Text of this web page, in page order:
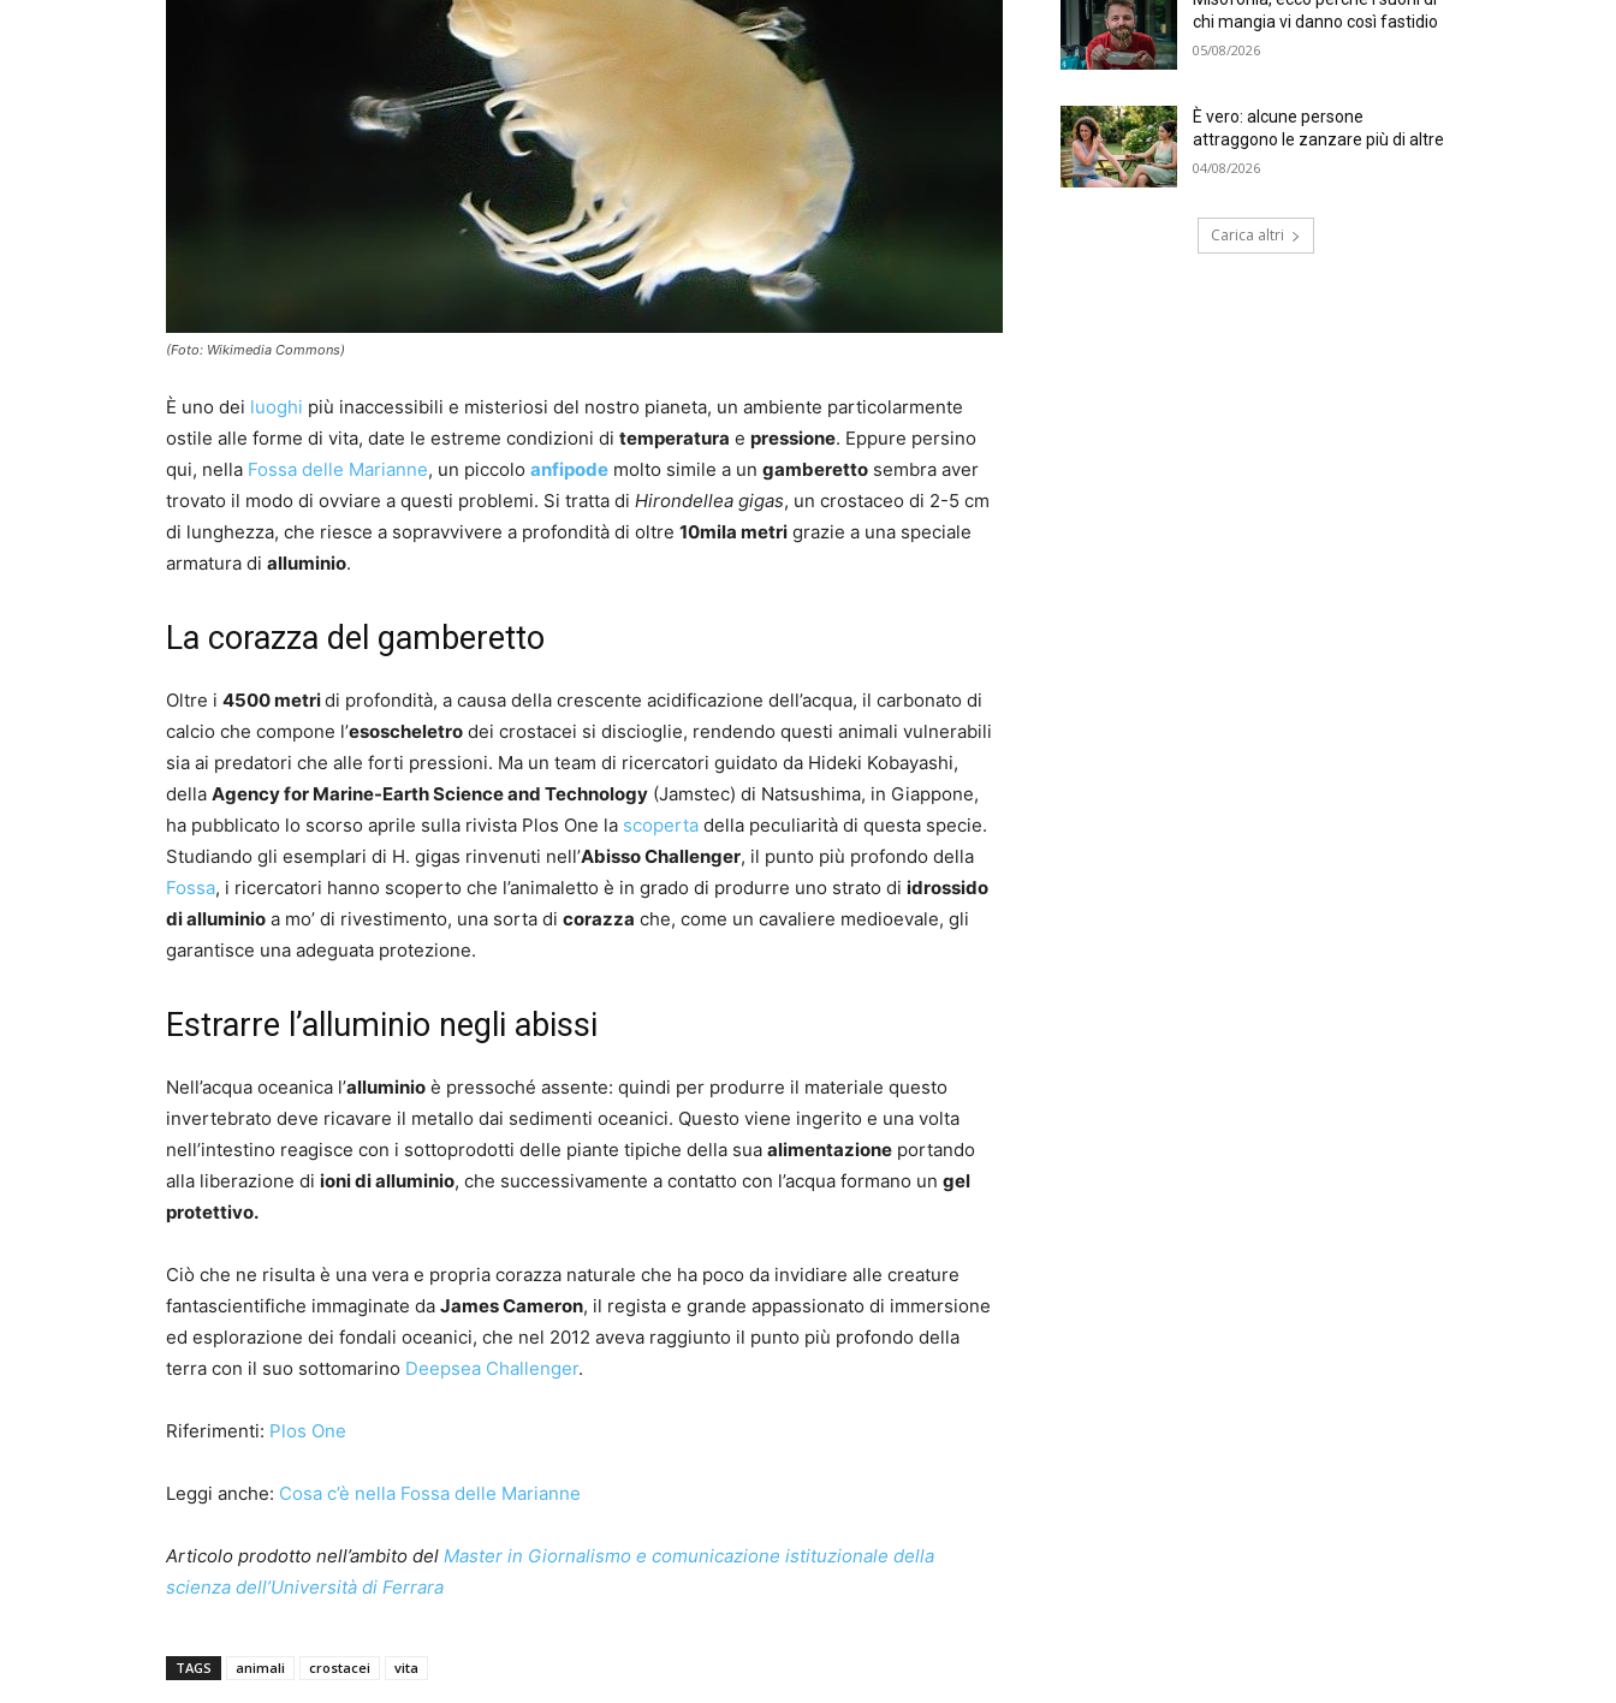
(Foto: Wikimedia Commons)
È uno dei luoghi più inaccessibili e misteriosi del nostro pianeta, un ambiente particolarmente
ostile alle forme di vita, date le estreme condizioni di temperatura e pressione. Eppure persino
qui, nella Fossa delle Marianne, un piccolo anfipode molto simile a un gamberetto sembra aver
trovato il modo di ovviare a questi problemi. Si tratta di Hirondellea gigas, un crostaceo di 2-5 cm
di lunghezza, che riesce a sopravvivere a profondità di oltre 10mila metri grazie a una speciale
armatura di alluminio.
La corazza del gamberetto
Oltre i 4500 metridi profondità, a causa della crescente acidificazione dell’acqua, il carbonato di
calcio che compone l’esoscheletro dei crostacei si discioglie, rendendo questi animali vulnerabili
sia ai predatori che alle forti pressioni. Ma un team di ricercatori guidato da Hideki Kobayashi,
della Agency for Marine-Earth Science and Technology (Jamstec) di Natsushima, in Giappone,
ha pubblicato lo scorso aprile sulla rivista Plos One la scoperta della peculiarità di questa specie.
Studiando gli esemplari di H. gigas rinvenuti nell’Abisso Challenger, il punto più profondo della
Fossa, i ricercatori hanno scoperto che l’animaletto è in grado di produrre uno strato di idrossido
di alluminio a mo’ di rivestimento, una sorta di corazza che, come un cavaliere medioevale, gli
garantisce una adeguata protezione.
Estrarre l’alluminio negli abissi
Nell’acqua oceanica l’alluminio è pressoché assente: quindi per produrre il materiale questo
invertebrato deve ricavare il metallo dai sedimenti oceanici. Questo viene ingerito e una volta
nell’intestino reagisce con i sottoprodotti delle piante tipiche della sua alimentazione portando
alla liberazione di ioni di alluminio, che successivamente a contatto con l’acqua formano un gel
protettivo.
Ciò che ne risulta è una vera e propria corazza naturale che ha poco da invidiare alle creature
fantascientifiche immaginate da James Cameron, il regista e grande appassionato di immersione
ed esplorazione dei fondali oceanici, che nel 2012 aveva raggiunto il punto più profondo della
terra con il suo sottomarino Deepsea Challenger.
Riferimenti: Plos One
Leggi anche: Cosa c’è nella Fossa delle Marianne
Articolo prodotto nell’ambito del Master in Giornalismo e comunicazione istituzionale della
scienza dell’Università di Ferrara
TAGS animali crostacei vita
chi mangia vi danno così fastidio
05/08/2026
È vero: alcune persone
attraggono le zanzare più di altre
04/08/2026
Carica altri